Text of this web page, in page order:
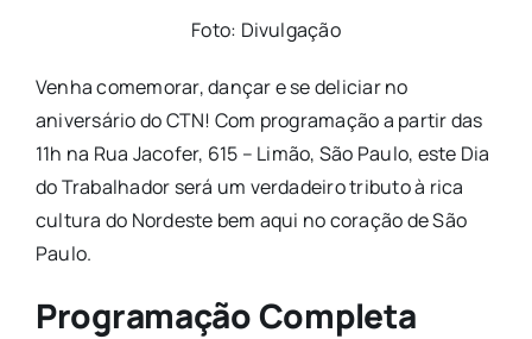
Foto: Divulgação
Venha comemorar, dançar e se deliciar no
aniversário do CTN! Com programação a partir das
11h na Rua Jacofer, 615 – Limão, São Paulo, este Dia
do Trabalhador será um verdadeiro tributo à rica
cultura do Nordeste bem aqui no coração de São
Paulo.
Programação Completa